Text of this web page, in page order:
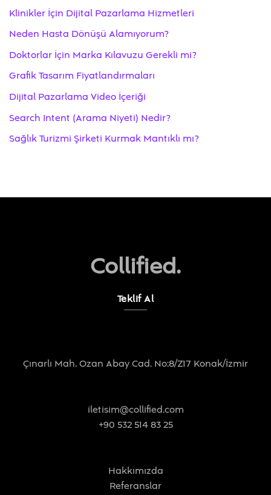
Klinikler İçin Dijital Pazarlama Hizmetleri
Neden Hasta Dönüşü Alamıyorum?
Doktorlar İçin Marka Kılavuzu Gerekli mi?
Grafik Tasarım Fiyatlandırmaları
Dijital Pazarlama Video İçeriği
Search Intent (Arama Niyeti) Nedir?
Sağlık Turizmi Şirketi Kurmak Mantıklı mı?
Collified.
Teklif Al
Çınarlı Mah. Ozan Abay Cad. No:8/Z17 Konak/İzmir
iletisim@collified.com
+90 532 514 83 25
Hakkımızda
Referanslar